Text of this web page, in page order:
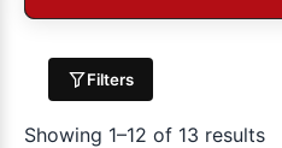
Filters
Showing 1–12 of 13 results